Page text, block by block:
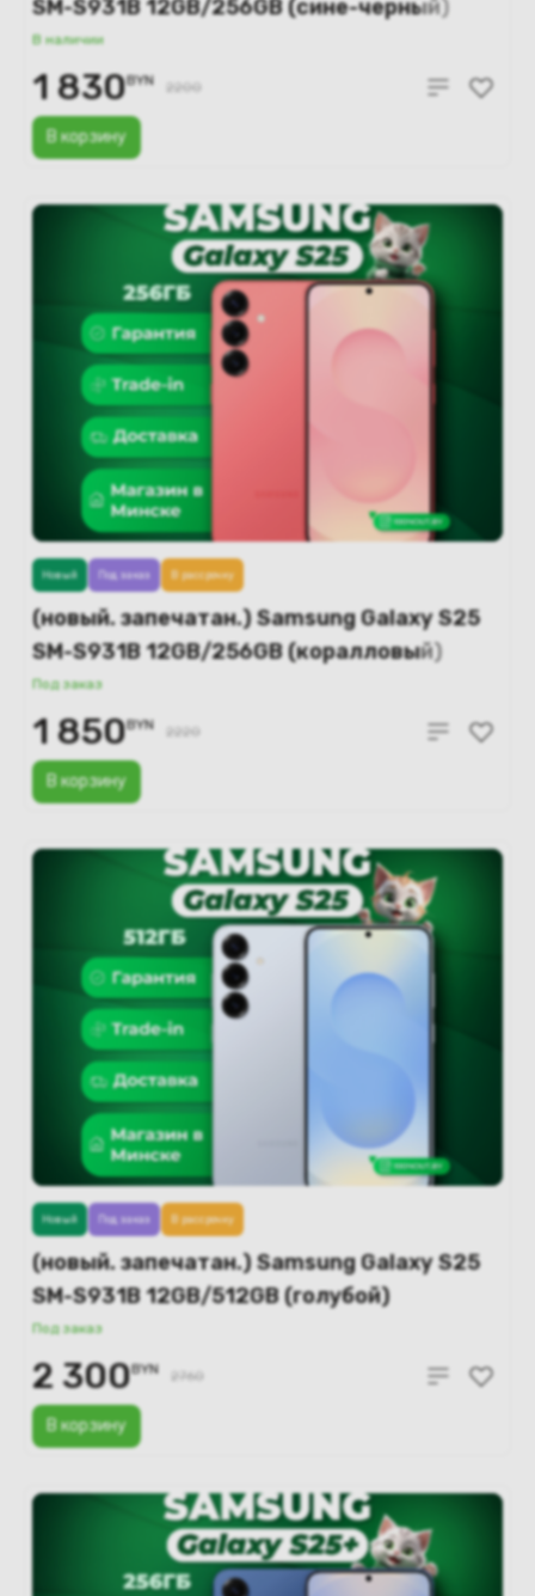
SM-S931B 12GB/256GB (сине-черный)
В наличии
В корзину
1 830BYN 2200
(новый. запечатан.) Samsung Galaxy S25
SM-S931B 12GB/256GB (коралловый)
Под заказ
В корзину
Новый Под заказ В рассрочку
1 850BYN 2220
(новый. запечатан.) Samsung Galaxy S25
SM-S931B 12GB/512GB (голубой)
Под заказ
В корзину
Новый Под заказ В рассрочку
2 300BYN 2760